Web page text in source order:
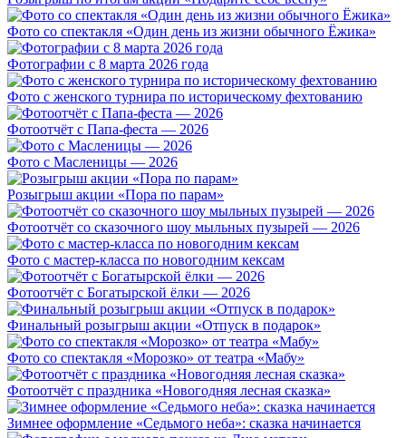
Фото со спектакля «Один день из жизни обычного Ёжика»
Фотографии с 8 марта 2026 года
Фото с женского турнира по историческому фехтованию
Фотоотчёт с Папа-феста — 2026
Фото с Масленицы — 2026
Розыгрыш акции «Пора по парам»
Фотоотчёт со сказочного шоу мыльных пузырей — 2026
Фото с мастер-класса по новогодним кексам
Фотоотчёт с Богатырской ёлки — 2026
Финальный розыгрыш акции «Отпуск в подарок»
Фото со спектакля «Морозко» от театра «Мабу»
Фотоотчёт с праздника «Новогодняя лесная сказка»
Зимнее оформление «Седьмого неба»: сказка начинается